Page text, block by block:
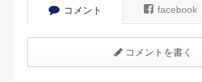
コメント facebook
コメントを書く